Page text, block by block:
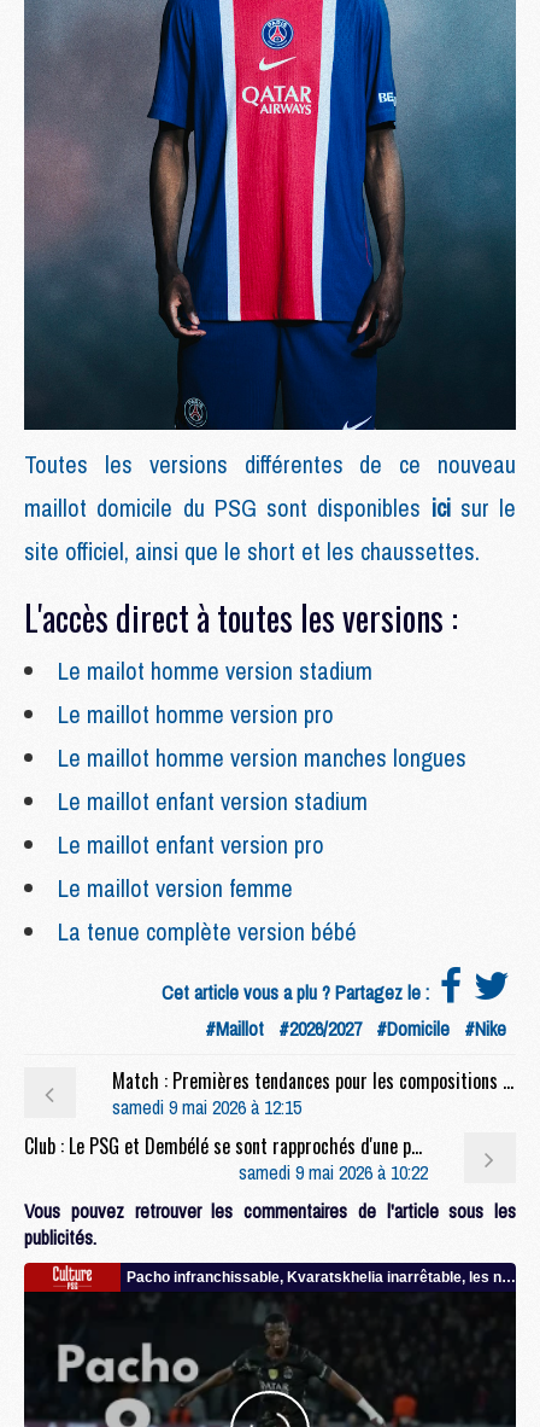
Toutes les versions différentes de ce nouveau
maillot domicile du PSG sont disponibles ici sur le
site officiel, ainsi que le short et les chaussettes.
L'accès direct à toutes les versions :
Le mailot homme version stadium
Le maillot homme version pro
Le maillot homme version manches longues
Le maillot enfant version stadium
Le maillot enfant version pro
Le maillot version femme
La tenue complète version bébé
Cet article vous a plu ? Partagez le :
#Maillot #2026/2027 #Domicile #Nike
Match : Premières tendances pour les compositions de PSG/Brest
samedi 9 mai 2026 à 12:15
Club : Le PSG et Dembélé se sont rapprochés d'une prolongation
samedi 9 mai 2026 à 10:22
Vous pouvez retrouver les commentaires de l'article sous les
publicités.